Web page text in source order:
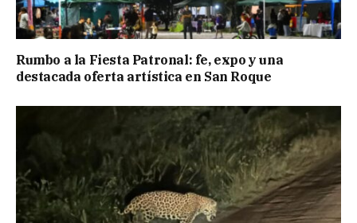
Rumbo a la Fiesta Patronal: fe, expo y una
destacada oferta artística en San Roque